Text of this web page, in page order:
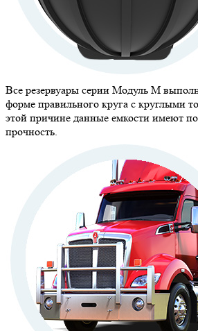
Все резервуары серии Модуль М
форме правильного круга с круглыми
этой причине данные емкости имеют
прочность.